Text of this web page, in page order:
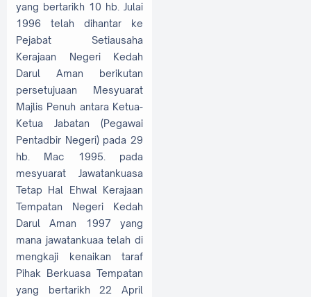
yang bertarikh 10 hb. Julai
1996 telah dihantar ke
Pejabat Setiausaha
Kerajaan Negeri Kedah
Darul Aman berikutan
persetujuaan Mesyuarat
Majlis Penuh antara Ketua-
Ketua Jabatan (Pegawai
Pentadbir Negeri) pada 29
hb. Mac 1995. pada
mesyuarat Jawatankuasa
Tetap Hal Ehwal Kerajaan
Tempatan Negeri Kedah
Darul Aman 1997 yang
mana jawatankuaa telah di
mengkaji kenaikan taraf
Pihak Berkuasa Tempatan
yang bertarikh 22 April